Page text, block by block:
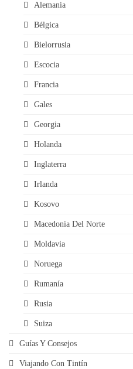
Alemania
Bélgica
Bielorrusia
Escocia
Francia
Gales
Georgia
Holanda
Inglaterra
Irlanda
Kosovo
Macedonia Del Norte
Moldavia
Noruega
Rumanía
Rusia
Suiza
Guías Y Consejos
Viajando Con Tintín